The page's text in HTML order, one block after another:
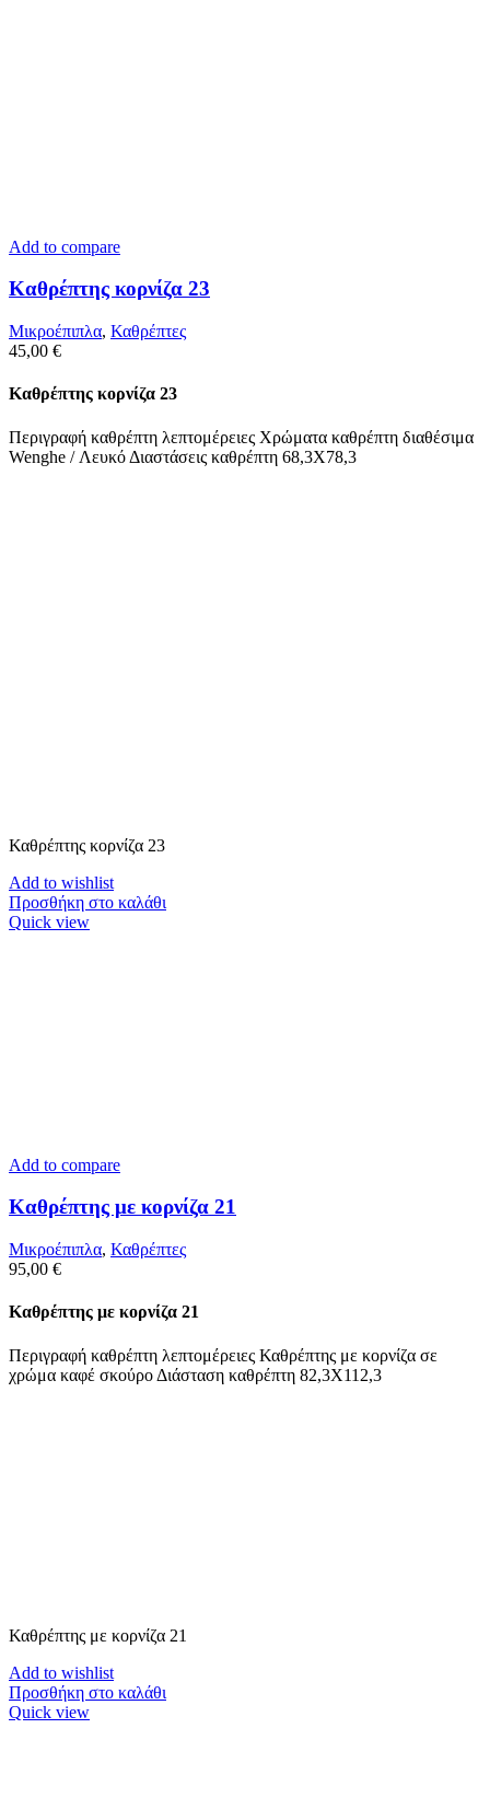
Add to compare
Καθρέπτης κορνίζα 23
Μικροέπιπλα, Καθρέπτες
45,00 €
Καθρέπτης κορνίζα 23
Περιγραφή καθρέπτη λεπτομέρειες Χρώματα καθρέπτη διαθέσιμα
Wenghe / Λευκό Διαστάσεις καθρέπτη 68,3Χ78,3
Καθρέπτης κορνίζα 23
Add to wishlist
Προσθήκη στο καλάθι
Quick view
Add to compare
Καθρέπτης με κορνίζα 21
Μικροέπιπλα, Καθρέπτες
95,00 €
Καθρέπτης με κορνίζα 21
Περιγραφή καθρέπτη λεπτομέρειες Καθρέπτης με κορνίζα σε
χρώμα καφέ σκούρο Διάσταση καθρέπτη 82,3Χ112,3
Καθρέπτης με κορνίζα 21
Add to wishlist
Προσθήκη στο καλάθι
Quick view